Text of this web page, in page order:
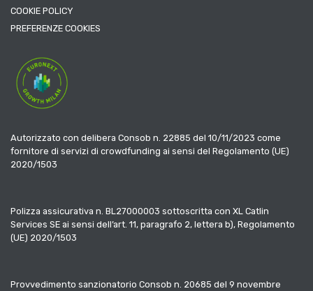
COOKIE POLICY
PREFERENZE COOKIES
Autorizzato con delibera Consob n. 22885 del 10/11/2023 come
fornitore di servizi di crowdfunding ai sensi del Regolamento (UE)
2020/1503
Polizza assicurativa n. BL27000003 sottoscritta con XL Catlin
Services SE ai sensi dell’art. 11, paragrafo 2, lettera b), Regolamento
(UE) 2020/1503
Provvedimento sanzionatorio Consob n. 20685 del 9 novembre